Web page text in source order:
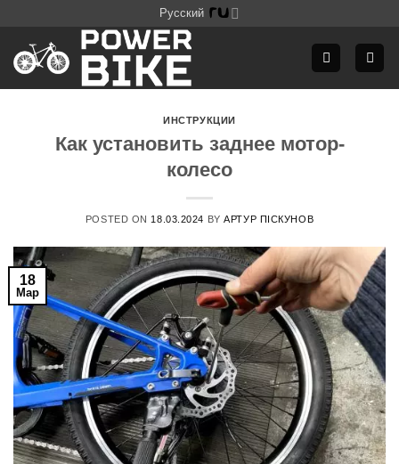
content
Русский
ИНСТРУКЦИИ
Как установить заднее мотор-
колесо
POSTED ON 18.03.2024 BYАРТУР ПІСКУНОВ
18
Мар